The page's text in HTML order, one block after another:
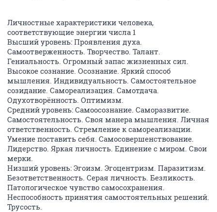
Личностные характеристики человека,
соответствующие энергии числа 1
Высший уровень: Проявления духа.
Самоотверженность. Творчество. Талант.
Гениальность. Огромный запас жизненных сил.
Высокое сознание. Осознание. Яркий способ
мышления. Индивидуальность. Самостоятельное
созидание. Самореализация. Самотдача.
Одухотворённость. Оптимизм.
Средний уровень: Самоосознание. Саморазвитие.
Самостоятельность. Своя манера мышления. Личная
ответственность. Стремление к самореализации.
Умение поставить себя. Самосовершенствование.
Лидерство. Яркая личность. Единение с миром. Свои
мерки.
Низший уровень: Эгоизм. Эгоцентризм. Паразитизм.
Безответственность. Серая личность. Безликость.
Патологическое чувство самосохранения.
Неспособность принятия самостоятельных решений.
Трусость.